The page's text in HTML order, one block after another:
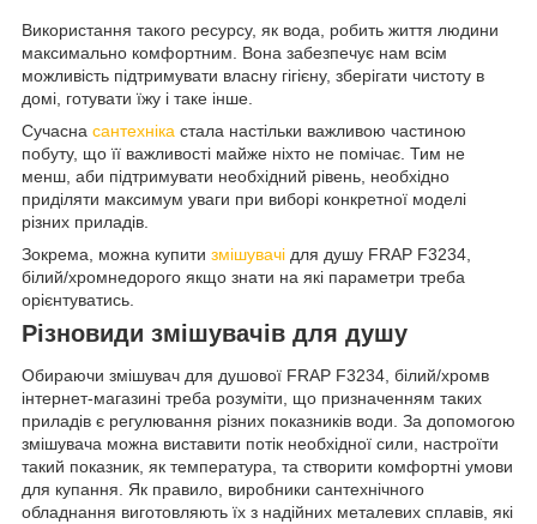
Використання такого ресурсу, як вода, робить життя людини
максимально комфортним. Вона забезпечує нам всім
можливість підтримувати власну гігієну, зберігати чистоту в
домі, готувати їжу і таке інше.
Сучасна сантехніка стала настільки важливою частиною
побуту, що її важливості майже ніхто не помічає. Тим не
менш, аби підтримувати необхідний рівень, необхідно
приділяти максимум уваги при виборі конкретної моделі
різних приладів.
Зокрема, можна купити змішувачі для душу FRAP F3234,
білий/хромнедорого якщо знати на які параметри треба
орієнтуватись.
Різновиди змішувачів для душу
Обираючи змішувач для душової FRAP F3234, білий/хромв
інтернет-магазині треба розуміти, що призначенням таких
приладів є регулювання різних показників води. За допомогою
змішувача можна виставити потік необхідної сили, настроїти
такий показник, як температура, та створити комфортні умови
для купання. Як правило, виробники сантехнічного
обладнання виготовляють їх з надійних металевих сплавів, які